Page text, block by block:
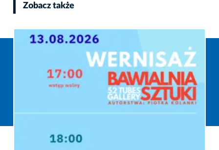
Zobacz także